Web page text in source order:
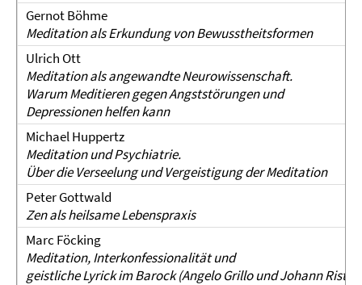
Gernot Böhme
Meditation als Erkundung von Bewusstheitsformen
Ulrich Ott
Meditation als angewandte Neurowissenschaft.
Warum Meditieren gegen Angststörungen und
Depressionen helfen kann
Michael Huppertz
Meditation und Psychiatrie.
Über die Verseelung und Vergeistigung der Meditation
Peter Gottwald
Zen als heilsame Lebenspraxis
Marc Föcking
Meditation, Interkonfessionalität und
geistliche Lyrick im Barock (Angelo Grillo und Johann Rist)